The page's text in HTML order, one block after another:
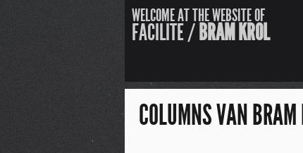
WELCOME AT THE WEBSITE OF
FACILITE / BRAM KROL
COLUMNS VAN BRAM